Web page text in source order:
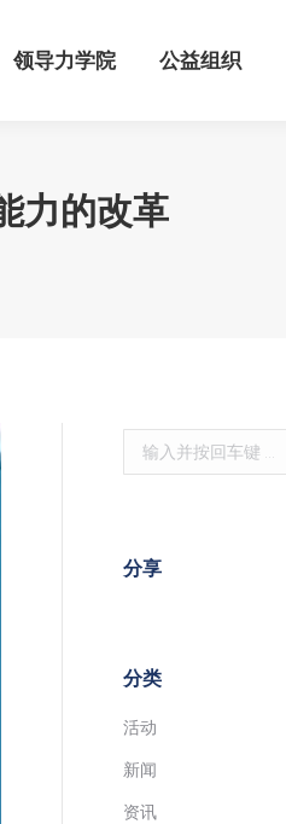
领导力学院 公益组织
力的改革
Search:
分享
分类
活动
新闻
资讯
领导力学院 公益组织